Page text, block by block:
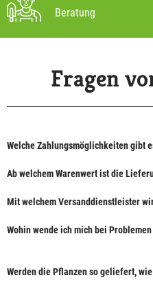
Beratung
Fragen
Welche Zahlungsmöglichkeiten gibt
Ab welchem Warenwert ist die
Mit welchem Versanddienstleister
Wohin wende ich mich bei
Werden die Pflanzen so geliefert,